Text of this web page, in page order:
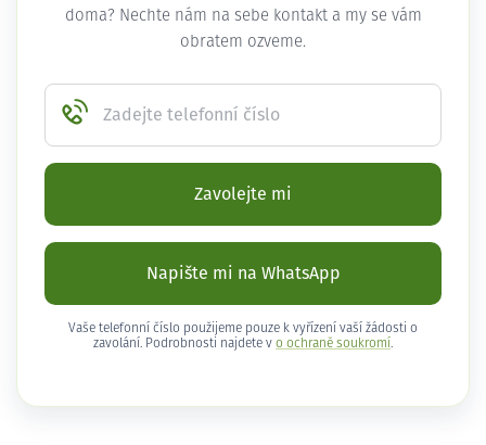
doma? Nechte nám na sebe kontakt a my se vám
obratem ozveme.
Zadejte telefonní číslo
Zavolejte mi
Napište mi na WhatsApp
Vaše telefonní číslo použijeme pouze k vyřízení vaší žádosti o
zavolání. Podrobnosti najdete v o ochraně soukromí .